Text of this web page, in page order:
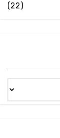
(22)